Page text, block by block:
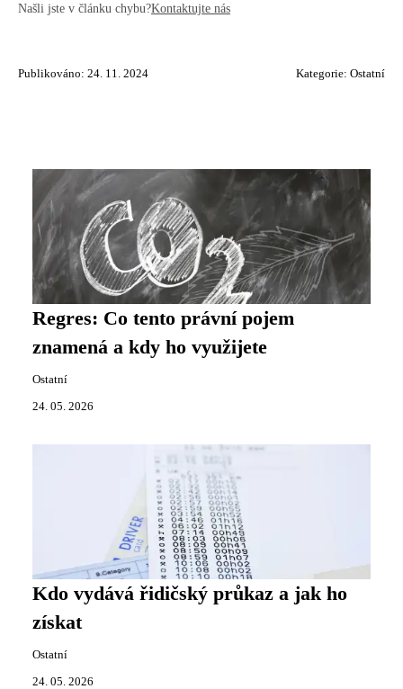
Našli jste v článku chybu?Kontaktujte nás
Publikováno: 24. 11. 2024 Kategorie: Ostatní
Regres: Co tento právní pojem
znamená a kdy ho využijete
Ostatní
24. 05. 2026
Kdo vydává řidičský průkaz a jak ho
získat
Ostatní
24. 05. 2026